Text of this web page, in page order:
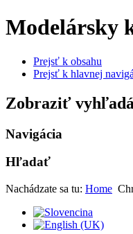
Modelársky
Prejsť k obsahu
Prejsť k hlavnej
Zobraziť
Navigácia
Hľadať
Nachádzate sa tu: Home